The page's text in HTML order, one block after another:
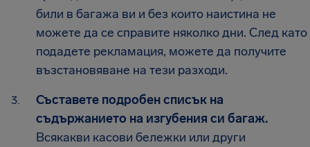
били в багажа ви и без които наистина не
можете да се справите няколко дни. След като
подадете рекламация, можете да получите
възстановяване на тези разходи.
Съставете подробен списък на
съдържанието на изгубения си багаж.
Всякакви касови бележки или други